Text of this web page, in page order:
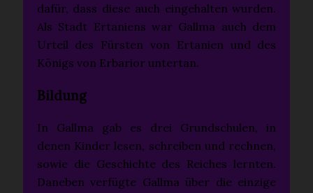
dafür, dass diese auch eingehalten wurden.
Als Stadt Ertaniens war Gallma auch dem
Urteil des Fürsten von Ertanien und des
Königs von Erbarior untertan.
Bildung
In Gallma gab es drei Grundschulen, in
denen Kinder lesen, schreiben und rechnen,
sowie die Geschichte des Reiches lernten.
Daneben verfügte Gallma über die einzige